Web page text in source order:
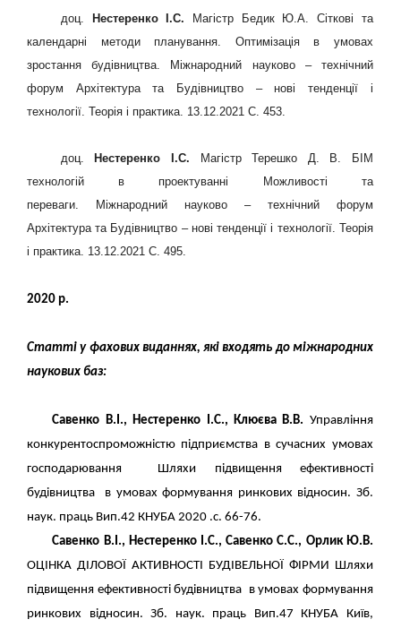
доц. Нестеренко І.С. Магістр Бедик Ю.А.
Сіткові та
календарні методи планування. Оптимізація в умовах
зростання будівництва.
Міжнародний науково – технічний
форум Архітектура та Будівництво – нові тенденції і
технології. Теорія і практика. 13.12.2021 С. 453.
доц. Нестеренко І.С. Магістр Терешко Д. В.
БІМ
технологій в проектуванні Можливості та
переваги.
Міжнародний науково – технічний форум
Архітектура та Будівництво – нові тенденції і технології. Теорія
і практика. 13.12.2021 С. 495.
2020 р.
Статті у фахових виданнях, які входять до міжнародних
наукових баз:
Савенко В.І., Нестеренко І.С., Клюєва В.В. Управління
конкурентоспроможністю підприємства в сучасних умовах
господарювання Шляхи підвищення ефективності
будівництва в умовах формування ринкових відносин. Зб.
наук. праць Вип.42 КНУБА 2020 .с. 66-76.
Савенко В.І., Нестеренко І.С., Савенко С.С., Орлик Ю.В.
ОЦІНКА ДІЛОВОЇ АКТИВНОСТІ БУДІВЕЛЬНОЇ ФІРМИ Шляхи
підвищення ефективності будівництва в умовах формування
ринкових відносин. Зб. наук. праць Вип.47 КНУБА Київ,